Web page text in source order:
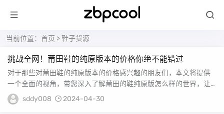
当前位置： 首页 >鞋子货源
挑战全网！莆田鞋的纯原版本的价格你绝不能错过
对于那些对莆田鞋的纯原版本的价格感兴趣的朋友们，本文将提供
一个全面的视角，带您深入了解莆田的鞋纯原版怎么样的世界，让
您的知识储备更加丰富...
sddy008 2024-04-30